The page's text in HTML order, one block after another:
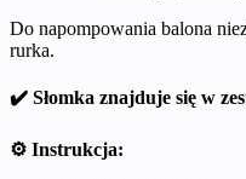
Do napompowania balona
rurka.
✔️ Słomka znajduje się w
⚙️ Instrukcja: